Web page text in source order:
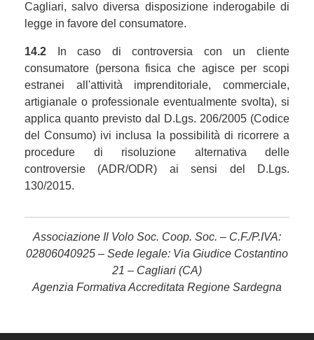
Cagliari, salvo diversa disposizione inderogabile di
legge in favore del consumatore.
14.2 In caso di controversia con un cliente
consumatore (persona fisica che agisce per scopi
estranei all'attività imprenditoriale, commerciale,
artigianale o professionale eventualmente svolta), si
applica quanto previsto dal D.Lgs. 206/2005 (Codice
del Consumo) ivi inclusa la possibilità di ricorrere a
procedure di risoluzione alternativa delle
controversie (ADR/ODR) ai sensi del D.Lgs.
130/2015.
Associazione Il Volo Soc. Coop. Soc. – C.F./P.IVA:
02806040925 – Sede legale: Via Giudice Costantino
21 – Cagliari (CA)
Agenzia Formativa Accreditata Regione Sardegna